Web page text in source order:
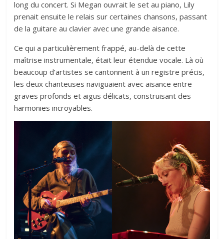
long du concert. Si Megan ouvrait le set au piano, Lily
prenait ensuite le relais sur certaines chansons, passant
de la guitare au clavier avec une grande aisance.
Ce qui a particulièrement frappé, au-delà de cette
maîtrise instrumentale, était leur étendue vocale. Là où
beaucoup d’artistes se cantonnent à un registre précis,
les deux chanteuses naviguaient avec aisance entre
graves profonds et aigus délicats, construisant des
harmonies incroyables.